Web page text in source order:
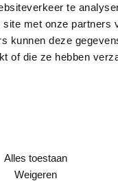
te
met onze partners
kunnen deze
of die ze hebben
Alles toestaan
Weigeren